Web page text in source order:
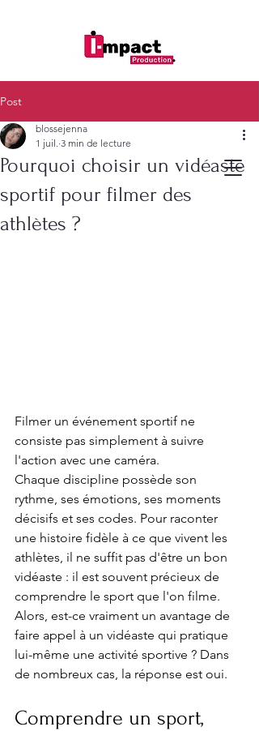
Post
Pourquoi choisir un vidéaste
sportif pour filmer des
athlètes ?
blossejenna
1 juil. 3 min de lecture
Filmer un événement sportif ne
consiste pas simplement à suivre
l'action avec une caméra.
Chaque discipline possède son
rythme, ses émotions, ses moments
décisifs et ses codes. Pour raconter
une histoire fidèle à ce que vivent les
athlètes, il ne suffit pas d'être un bon
vidéaste : il est souvent précieux de
comprendre le sport que l'on filme.
Alors, est-ce vraiment un avantage de
faire appel à un vidéaste qui pratique
lui-même une activité sportive ? Dans
de nombreux cas, la réponse est oui.
Comprendre un sport,